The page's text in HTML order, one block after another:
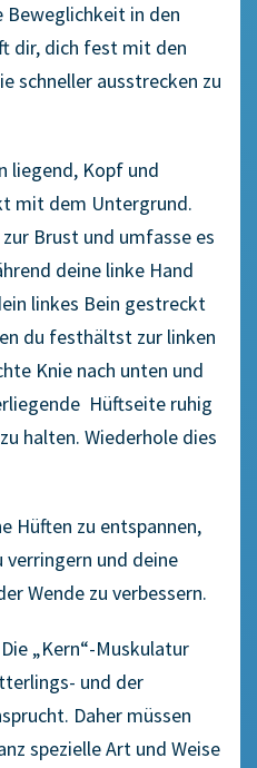
in den
dir, dich fest mit den
schneller ausstrecken zu
liegend, Kopf und
mit dem Untergrund.
Brust und umfasse es
deine linke Hand
linkes Bein gestreckt
du festhältst zur linken
Knie nach unten und
Hüftseite ruhig
halten. Wiederhole dies
Hüften zu entspannen,
verringern und deine
Wende zu verbessern.
Die „Kern“-Muskulatur
und der
Daher müssen
spezielle Art und Weise